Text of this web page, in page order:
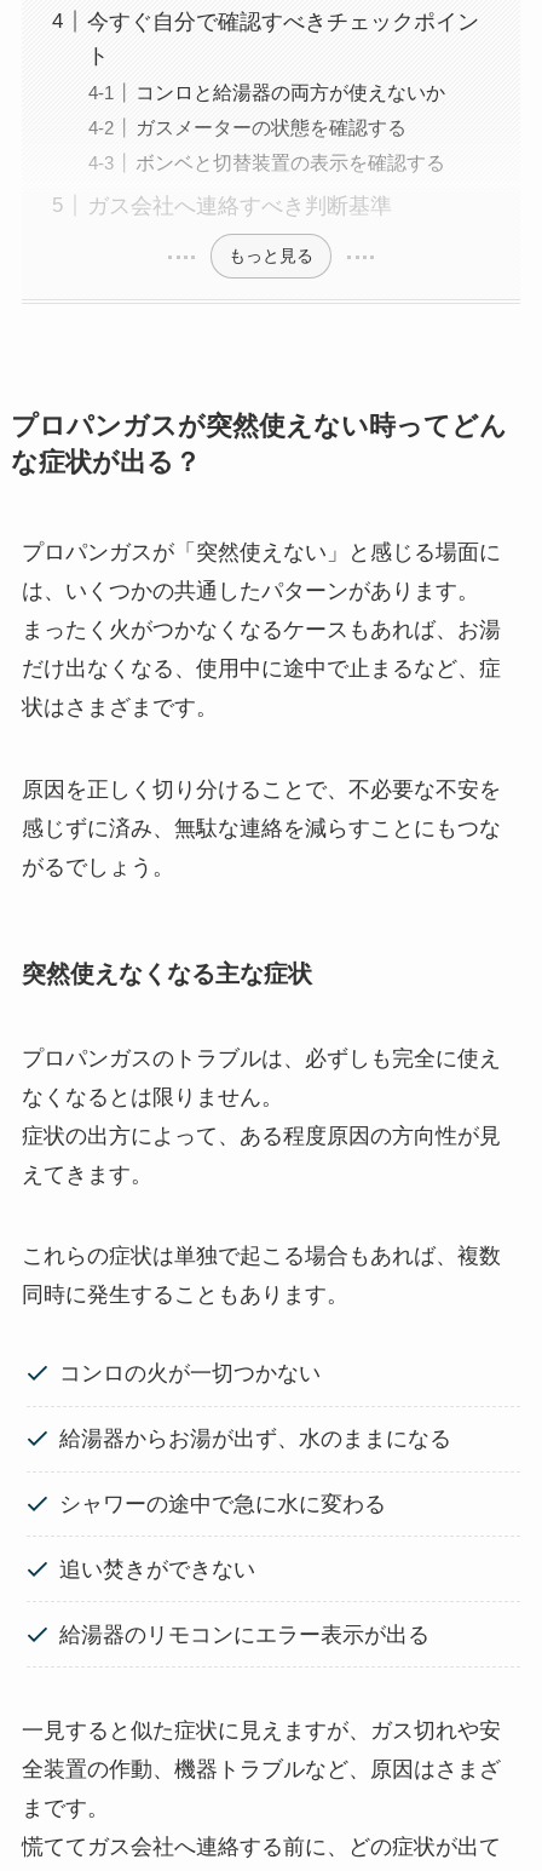
今すぐ自分で確認すべきチェックポイン
ト
コンロと給湯器の両方が使えないか
ガスメーターの状態を確認する
ボンベと切替装置の表示を確認する
ガス会社へ連絡すべき判断基準
もっと見る
プロパンガスが突然使えない時ってどん
な症状が出る？
プロパンガスが「突然使えない」と感じる場面に
は、いくつかの共通したパターンがあります。
まったく火がつかなくなるケースもあれば、お湯
だけ出なくなる、使用中に途中で止まるなど、症
状はさまざまです。
原因を正しく切り分けることで、不必要な不安を
感じずに済み、無駄な連絡を減らすことにもつな
がるでしょう。
突然使えなくなる主な症状
プロパンガスのトラブルは、必ずしも完全に使え
なくなるとは限りません。
症状の出方によって、ある程度原因の方向性が見
えてきます。
これらの症状は単独で起こる場合もあれば、複数
同時に発生することもあります。
コンロの火が一切つかない
給湯器からお湯が出ず、水のままになる
シャワーの途中で急に水に変わる
追い焚きができない
給湯器のリモコンにエラー表示が出る
一見すると似た症状に見えますが、ガス切れや安
全装置の作動、機器トラブルなど、原因はさまざ
まです。
慌ててガス会社へ連絡する前に、どの症状が出て